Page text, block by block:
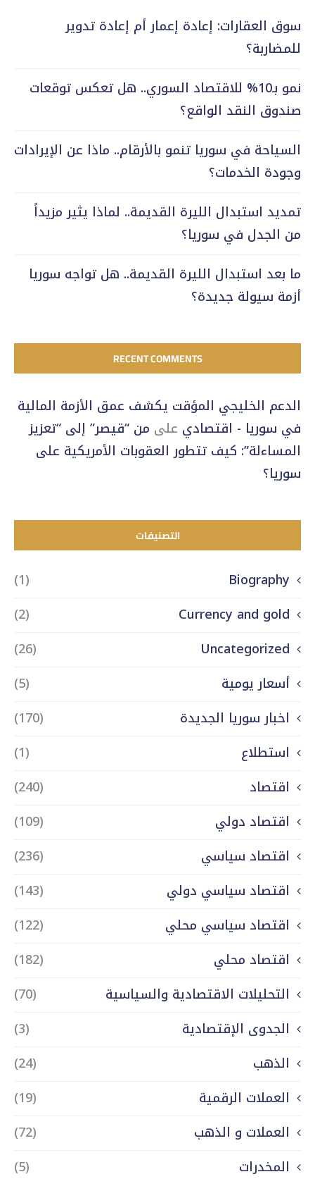
سوق العقارات: إعادة إعمار أم إعادة تدوير
للمضاربة؟
نمو بـ10% للاقتصاد السوري.. هل تعكس توقعات
صندوق النقد الواقع؟
السياحة في سوريا تنمو بالأرقام.. ماذا عن الإيرادات
وجودة الخدمات؟
تمديد استبدال الليرة القديمة.. لماذا يثير مزيداً
من الجدل في سوريا؟
ما بعد استبدال الليرة القديمة.. هل تواجه سوريا
أزمة سيولة جديدة؟
RECENT COMMENTS
الدعم الخليجي المؤقت يكشف عمق الأزمة المالية
في سوريا - اقتصادي على من “قيصر” إلى “تعزيز
المساءلة”: كيف تتطور العقوبات الأمريكية على
سوريا؟
التصنيفات
Biography
(1)
Currency and gold
(2)
Uncategorized
(26)
أسعار يومية
(5)
اخبار سوريا الجديدة
(170)
استطلاع
(1)
اقتصاد
(240)
اقتصاد دولي
(109)
اقتصاد سياسي
(236)
اقتصاد سياسي دولي
(143)
اقتصاد سياسي محلي
(122)
اقتصاد محلي
(182)
التحليلات الاقتصادية والسياسية
(70)
الجدوى الإقتصادية
(3)
الذهب
(24)
العملات الرقمية
(19)
العملات و الذهب
(72)
المخدرات
(5)